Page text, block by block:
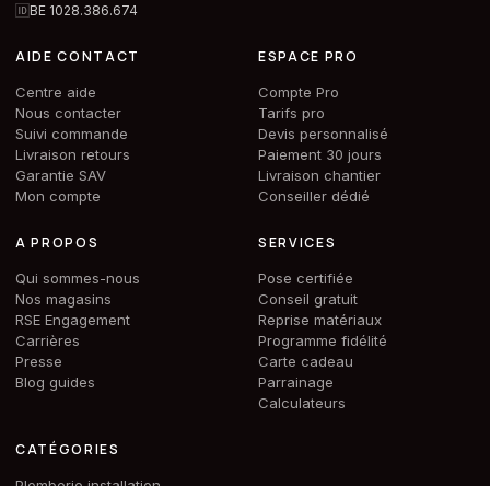
🆔BE 1028.386.674
AIDE CONTACT
Centre aide
Nous contacter
Suivi commande
Livraison retours
Garantie SAV
Mon compte
ESPACE PRO
Compte Pro
Tarifs pro
Devis personnalisé
Paiement 30 jours
Livraison chantier
Conseiller dédié
A PROPOS
Qui sommes-nous
Nos magasins
RSE Engagement
Carrières
Presse
Blog guides
SERVICES
Pose certifiée
Conseil gratuit
Reprise matériaux
Programme fidélité
Carte cadeau
Parrainage
Calculateurs
CATÉGORIES